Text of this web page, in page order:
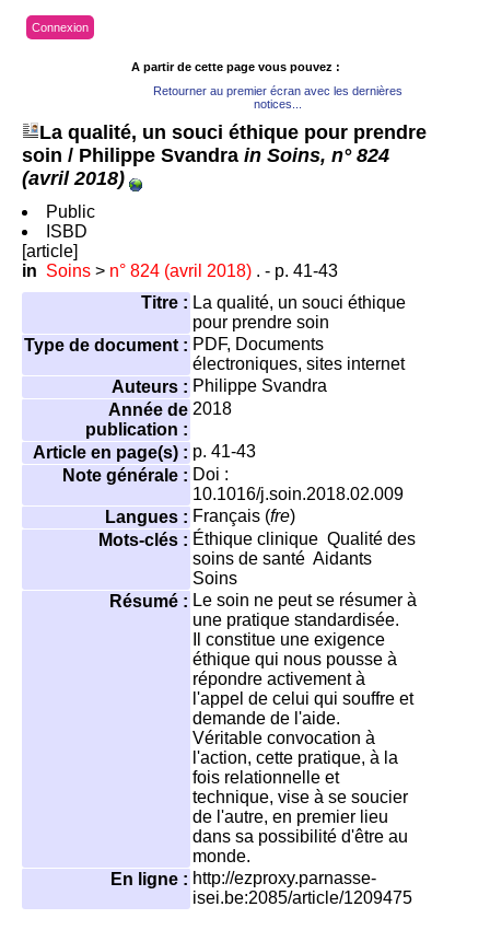
Connexion
A partir de cette page vous pouvez :
Retourner au premier écran avec les dernières
notices...
La qualité, un souci éthique pour prendre
soin / Philippe Svandra in Soins, n° 824
(avril 2018)
Public
ISBD
[article]
in Soins > n° 824 (avril 2018) . - p. 41-43
Titre : La qualité, un souci éthique
pour prendre soin
Type de document : PDF, Documents
électroniques, sites internet
Auteurs : Philippe Svandra
Année de
publication :
2018
Article en page(s) : p. 41-43
Note générale : Doi :
10.1016/j.soin.2018.02.009
Langues : Français (fre)
Mots-clés : Éthique clinique Qualité des
soins de santé Aidants
Soins
Résumé : Le soin ne peut se résumer à
une pratique standardisée.
Il constitue une exigence
éthique qui nous pousse à
répondre activement à
l'appel de celui qui souffre et
demande de l'aide.
Véritable convocation à
l'action, cette pratique, à la
fois relationnelle et
technique, vise à se soucier
de l'autre, en premier lieu
dans sa possibilité d'être au
monde.
En ligne : http://ezproxy.parnasse-
isei.be:2085/article/1209475